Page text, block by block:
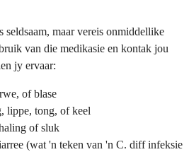
seldsaam, maar vereis onmiddellike
van die medikasie en kontak jou
jy ervaar:
of blase
lippe, tong, of keel
of sluk
(wat 'n teken van 'n C. diff infeksie